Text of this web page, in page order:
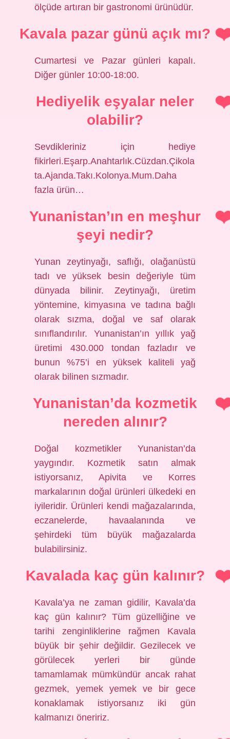
ölçüde artıran bir gastronomi ürünüdür.
Kavala pazar günü açık mı?
Cumartesi ve Pazar günleri kapalı.
Diğer günler 10:00-18:00.
Hediyelik eşyalar neler
olabilir?
Sevdikleriniz için hediye
fikirleri.Eşarp.Anahtarlık.Cüzdan.Çikola
ta.Ajanda.Takı.Kolonya.Mum.Daha
fazla ürün…
Yunanistan’ın en meşhur
şeyi nedir?
Yunan zeytinyağı, saflığı, olağanüstü
tadı ve yüksek besin değeriyle tüm
dünyada bilinir. Zeytinyağı, üretim
yöntemine, kimyasına ve tadına bağlı
olarak sızma, doğal ve saf olarak
sınıflandırılır. Yunanistan’ın yıllık yağ
üretimi 430.000 tondan fazladır ve
bunun %75’i en yüksek kaliteli yağ
olarak bilinen sızmadır.
Yunanistan’da kozmetik
nereden alınır?
Doğal kozmetikler Yunanistan’da
yaygındır. Kozmetik satın almak
istiyorsanız, Apivita ve Korres
markalarının doğal ürünleri ülkedeki en
iyileridir. Ürünleri kendi mağazalarında,
eczanelerde, havaalanında ve
şehirdeki tüm büyük mağazalarda
bulabilirsiniz.
Kavalada kaç gün kalınır?
Kavala’ya ne zaman gidilir, Kavala’da
kaç gün kalınır? Tüm güzelliğine ve
tarihi zenginliklerine rağmen Kavala
büyük bir şehir değildir. Gezilecek ve
görülecek yerleri bir günde
tamamlamak mümkündür ancak rahat
gezmek, yemek yemek ve bir gece
konaklamak istiyorsanız iki gün
kalmanızı öneririz.